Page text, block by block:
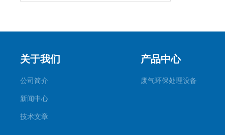
关于我们
公司简介
新闻中心
技术文章
产品中心
废气环保处理设备